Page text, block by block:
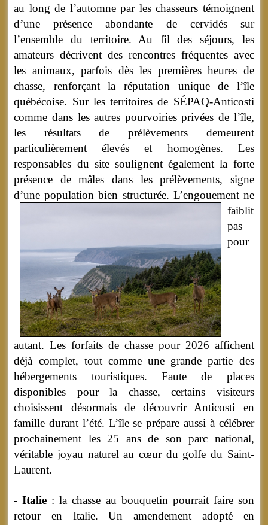
au long de l’automne par les chasseurs témoignent
d’une présence abondante de cervidés sur
l’ensemble du territoire. Au fil des séjours, les
amateurs décrivent des rencontres fréquentes avec
les animaux, parfois dès les premières heures de
chasse, renforçant la réputation unique de l’île
québécoise. Sur les territoires de SÉPAQ-Anticosti
comme dans les autres pourvoiries privées de l’île,
les résultats de prélèvements demeurent
particulièrement élevés et homogènes. Les
responsables du site soulignent également la forte
présence de mâles dans les prélèvements, signe
d’une population bien structurée. L’engouement ne
faiblit
pas
pour
autant. Les forfaits de chasse pour 2026 affichent
déjà complet, tout comme une grande partie des
hébergements touristiques. Faute de places
disponibles pour la chasse, certains visiteurs
choisissent désormais de découvrir Anticosti en
famille durant l’été. L’île se prépare aussi à célébrer
prochainement les 25 ans de son parc national,
véritable joyau naturel au cœur du golfe du Saint-
Laurent.
- Italie : la chasse au bouquetin pourrait faire son
retour en Italie. Un amendement adopté en